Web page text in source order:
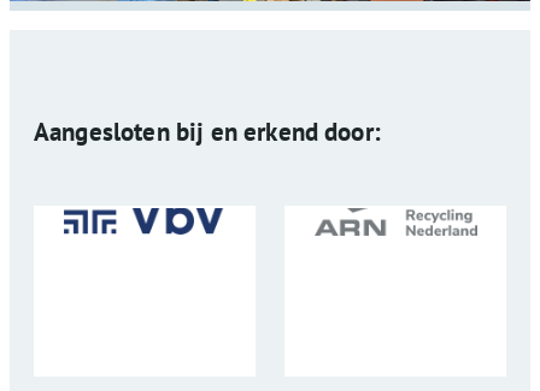
Aangesloten bij en erkend door: